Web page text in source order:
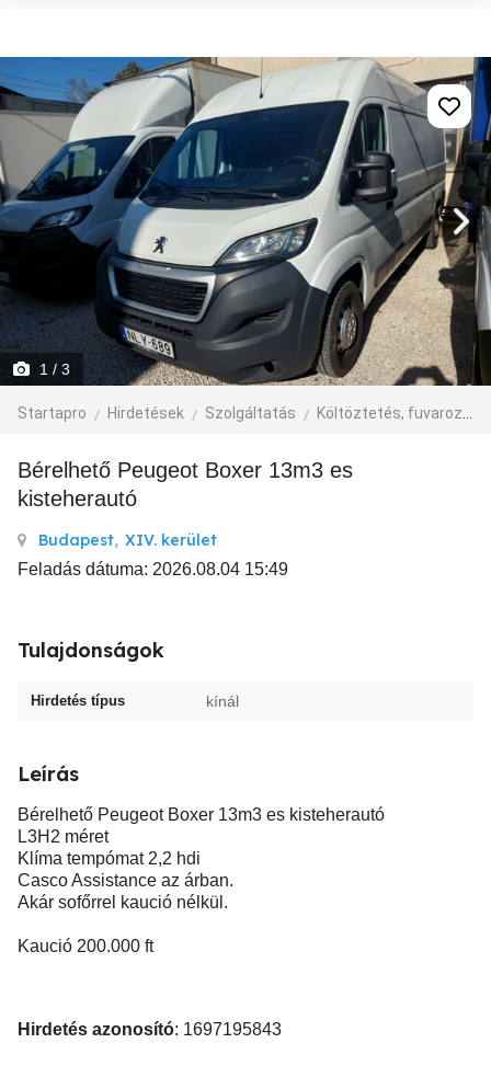
1 / 3
Startapro Hirdetések Szolgáltatás Költöztetés, fuvarozás, járműbérlés
Bérelhető Peugeot Boxer 13m3 es
kisteherautó
Budapest, XIV. kerület
Feladás dátuma: 2026.08.04 15:49
Tulajdonságok
Hirdetés típus kínál
Leírás
Bérelhető Peugeot Boxer 13m3 es kisteherautó
L3H2 méret
Klíma tempómat 2,2 hdi
Casco Assistance az árban.
Akár sofőrrel kaució nélkül.
Kaució 200.000 ft
Hirdetés azonosító: 1697195843